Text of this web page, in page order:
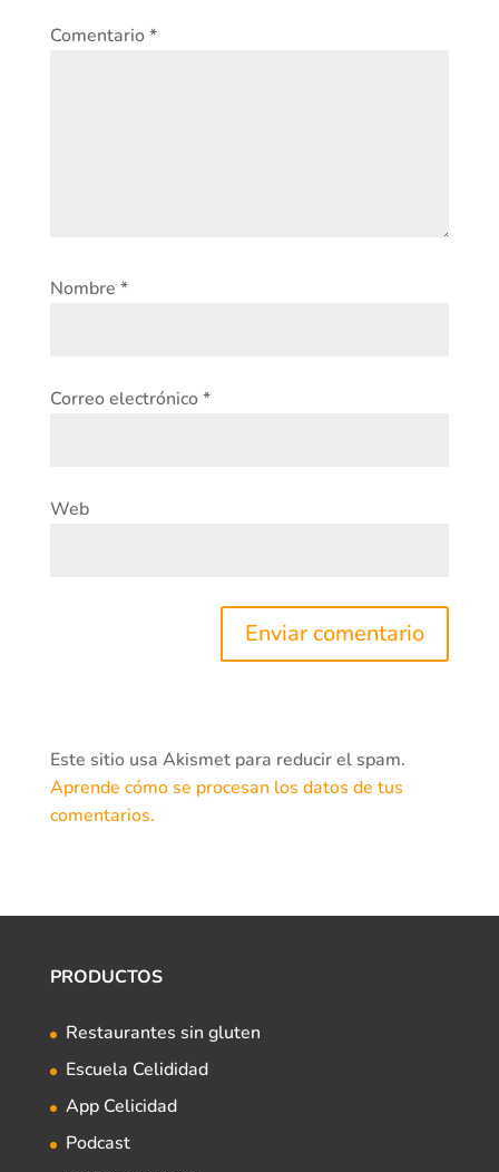
Comentario*
Nombre *
Correo electrónico*
Web
Este sitio usa Akismet para reducir el spam.
Aprende cómo se procesan los datos de tus
comentarios.
PRODUCTOS
Restaurantes sin gluten
Escuela Celididad
App Celicidad
Podcast